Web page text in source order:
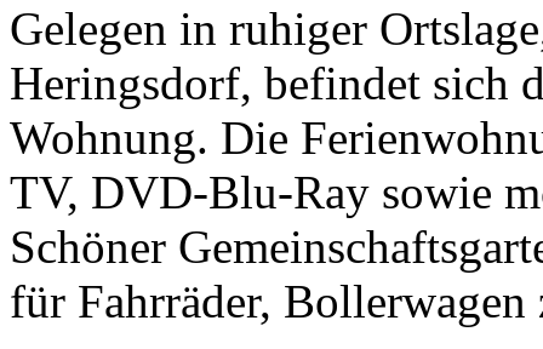
Gelegen in ruhiger
Heringsdorf, befindet sich
Wohnung. Die
TV, DVD-Blu-Ray sowie
Schöner
für Fahrräder,